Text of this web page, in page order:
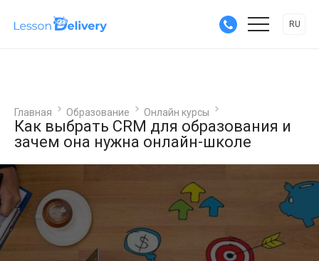
RU
Главная Образование Онлайн курсы
Как выбрать CRM для образования и
зачем она нужна онлайн-школе